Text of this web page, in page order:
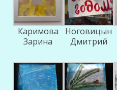
Каримова
Зарина
Ноговицын
Дмитрий